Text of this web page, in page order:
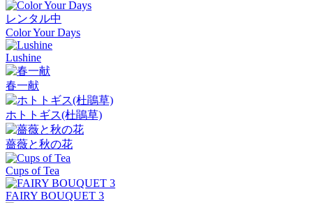
レンタル中
Color Your Days
Lushine
春一献
ホトトギス(杜鵑草)
薔薇と秋の花
Cups of Tea
FAIRY BOUQUET 3